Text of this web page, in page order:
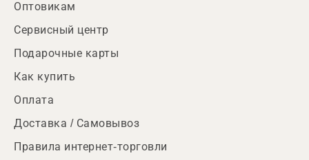
Оптовикам
Сервисный центр
Подарочные карты
Как купить
Оплата
Доставка / Самовывоз
Правила интернет-торговли